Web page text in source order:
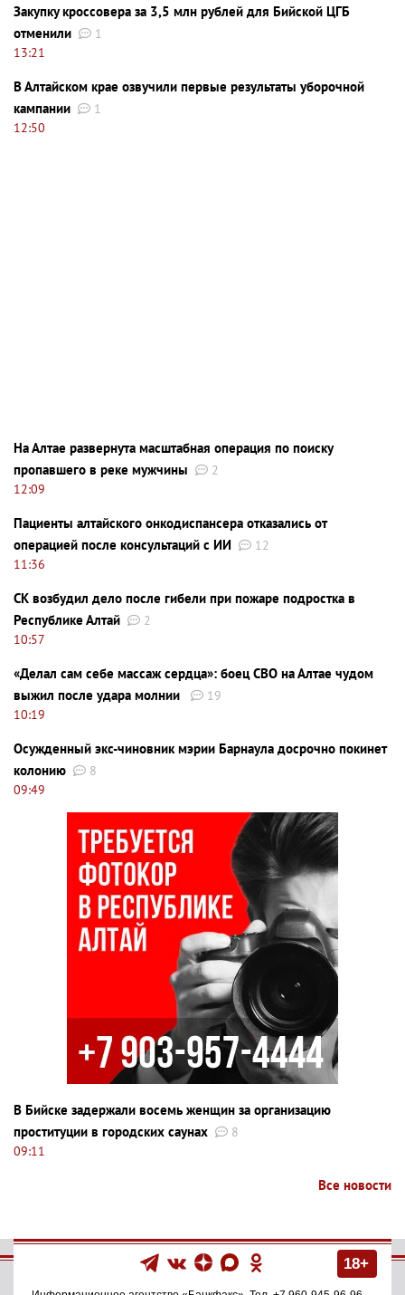
Закупку кроссовера за 3,5 млн рублей для Бийской ЦГБ
отменили
1
13:21
В Алтайском крае озвучили первые результаты уборочной
кампании
1
12:50
На Алтае развернута масштабная операция по поиску
пропавшего в реке мужчины
2
12:09
Пациенты алтайского онкодиспансера отказались от
операцией после консультаций с ИИ
12
11:36
СК возбудил дело после гибели при пожаре подростка в
Республике Алтай
2
10:57
«Делал сам себе массаж сердца»: боец СВО на Алтае чудом
выжил после удара молнии
19
10:19
Осужденный экс-чиновник мэрии Барнаула досрочно покинет
колонию
8
09:49
В Бийске задержали восемь женщин за организацию
проституции в городских саунах
8
09:11
Все новости
18+